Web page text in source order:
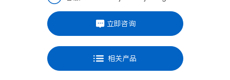
立即咨询
相关产品